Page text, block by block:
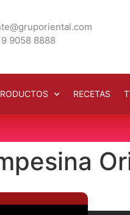
9058 8888
RECETAS